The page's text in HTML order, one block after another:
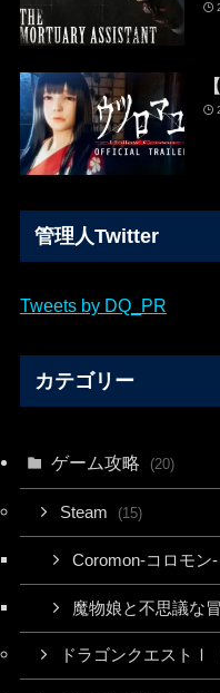
管理人Twitter
Tweets by DQ_PR
カテゴリー
ゲーム攻略 (20)
Steam (15)
Coromon-コロモン-
魔物娘と不思議な
ドラゴンクエストⅠ